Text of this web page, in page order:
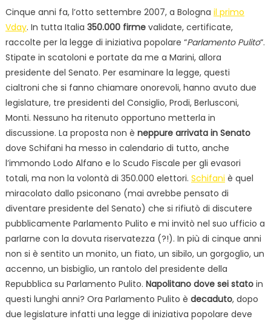
Cinque anni fa, l’otto settembre 2007, a Bologna il primo
Vday. In tutta Italia 350.000 firmevalidate, certificate,
raccolte per la legge di iniziativa popolare “Parlamento Pulito“.
Stipate in scatoloni e portate da me a Marini, allora
presidente del Senato. Per esaminare la legge, questi
cialtroni che si fanno chiamare onorevoli, hanno avuto due
legislature, tre presidenti del Consiglio, Prodi, Berlusconi,
Monti. Nessuno ha ritenuto opportuno metterla in
discussione. La proposta non è neppure arrivata in Senato
dove Schifani ha messo in calendario di tutto, anche
l’immondo Lodo Alfano e lo Scudo Fiscale per gli evasori
totali, ma non la volontà di 350.000 elettori. Schifani è quel
miracolato dallo psiconano (mai avrebbe pensato di
diventare presidente del Senato) che si rifiutò di discutere
pubblicamente Parlamento Pulito e mi invitò nel suo ufficio a
parlarne con la dovuta riservatezza (?!). In più di cinque anni
non si è sentito un monito, un fiato, un sibilo, un gorgoglio, un
accenno, un bisbiglio, un rantolo del presidente della
Repubblica su Parlamento Pulito. Napolitano dove sei statoin
questi lunghi anni? Ora Parlamento Pulito è decaduto, dopo
due legislature infatti una legge di iniziativa popolare deve